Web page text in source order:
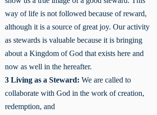
way of life is not followed because of reward,
although it is a source of great joy. Our activity
as stewards is valuable because it is bringing
about a Kingdom of God that exists here and
now as well in the hereafter.
3 Living as a Steward: We are called to
collaborate with God in the work of creation,
redemption, and